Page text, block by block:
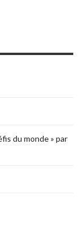
du monde » par